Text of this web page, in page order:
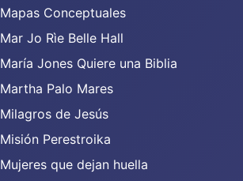
Mapas Conceptuales
Mar Jo Rìe Belle Hall
María Jones Quiere una Biblia
Martha Palo Mares
Milagros de Jesús
Misión Perestroika
Mujeres que dejan huella